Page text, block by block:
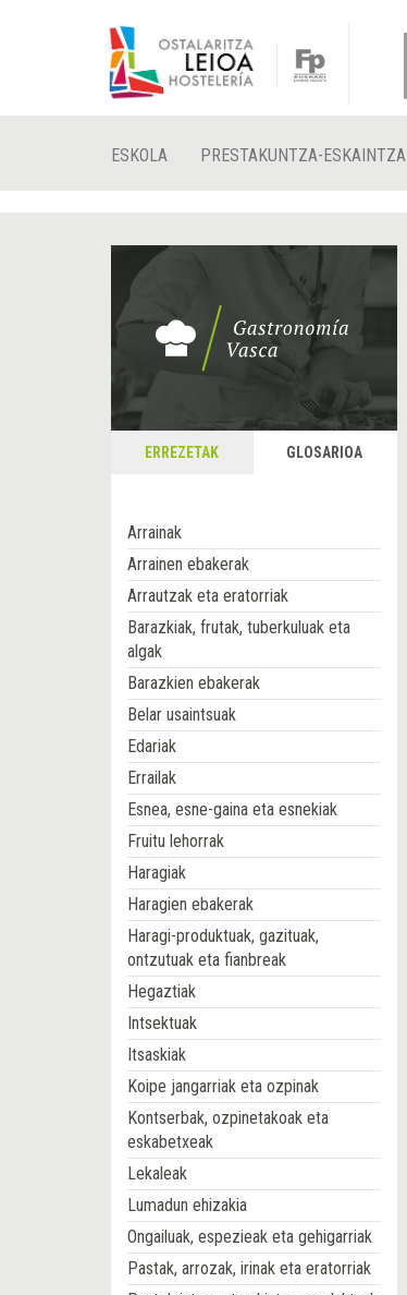
ESKOLA PRESTAKUNTZA-ESKAINTZA
ERREZETAK GLOSARIOA
Arrainak
Arrainen ebakerak
Arrautzak eta eratorriak
Barazkiak, frutak, tuberkuluak eta
algak
Barazkien ebakerak
Belar usaintsuak
Edariak
Errailak
Esnea, esne-gaina eta esnekiak
Fruitu lehorrak
Haragiak
Haragien ebakerak
Haragi-produktuak, gazituak,
ontzutuak eta fianbreak
Hegaztiak
Intsektuak
Itsaskiak
Koipe jangarriak eta ozpinak
Kontserbak, ozpinetakoak eta
eskabetxeak
Lekaleak
Lumadun ehizakia
Ongailuak, espezieak eta gehigarriak
Pastak, arrozak, irinak eta eratorriak